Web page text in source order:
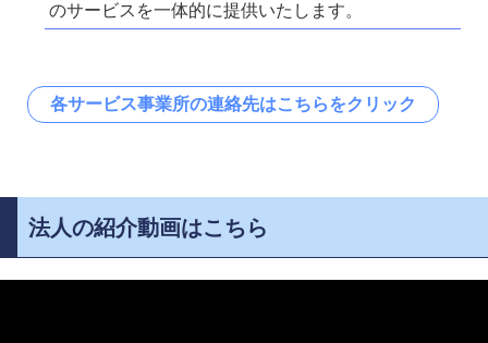
のサービスを一体的に提供いたします。
各サービス事業所の連絡先はこちらをクリック
法人の紹介動画はこちら